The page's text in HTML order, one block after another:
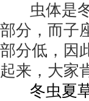
虫体是
部分，而子
部分低，因
起来，大家
冬虫夏